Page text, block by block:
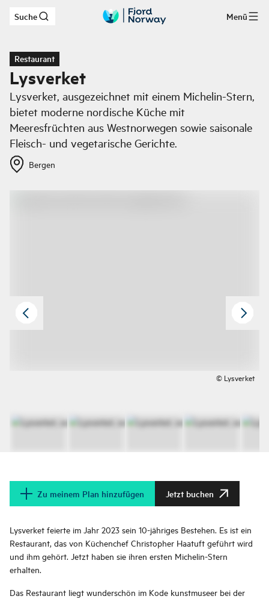
Zum Hauptinhalt
Suche Menü
Restaurant
Lysverket
Lysverket, ausgezeichnet mit einem Michelin-Stern,
bietet moderne nordische Küche mit
Meeresfrüchten aus Westnorwegen sowie saisonale
Fleisch- und vegetarische Gerichte.
Bergen
© Lysverket
Zu meinem Plan hinzufügen Jetzt buchen
Lysverket feierte im Jahr 2023 sein 10-jähriges Bestehen. Es ist ein
Restaurant, das von Küchenchef Christopher Haatuft geführt wird
und ihm gehört. Jetzt haben sie ihren ersten Michelin-Stern
erhalten.
Das Restaurant liegt wunderschön im Kode kunstmuseer bei der